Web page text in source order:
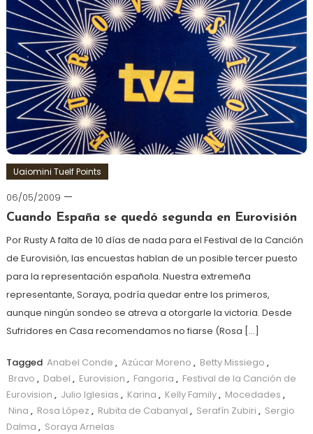
Uaiomini Tuelf Points
06/05/2009
Cuando España se quedó segunda en Eurovisión
Por Rusty A falta de 10 días de nada para el Festival de la Canción
de Eurovisión, las encuestas hablan de un posible tercer puesto
para la representación española. Nuestra extremeña
representante, Soraya, podría quedar entre los primeros,
aunque ningún sondeo se atreva a otorgarle la victoria. Desde
Sufridores en Casa recomendamos no fiarse (Rosa […]
Tagged Anabel Conde , Azúcar Moreno , Betty Missiego ,
Bravo , Dabel , Eurovision , Fangoria , Festival de la Canción de
Eurovision , Julio Iglesias , Karina , Kelly Family, Mocedades ,
Nina , Rosa López , Rubita de Cabanyal , Serafín Zubiri , Sergio
Dalma , Soraya Arnelas